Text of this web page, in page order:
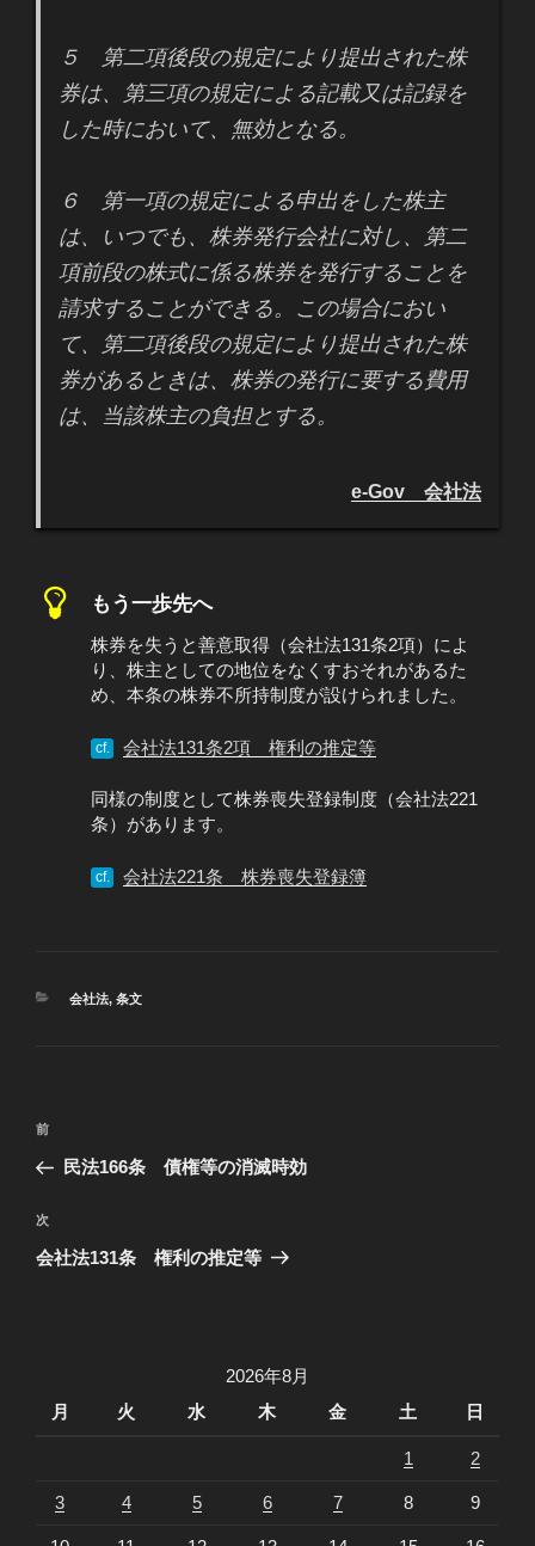
５ 第二項後段の規定により提出された株
券は、第三項の規定による記載又は記録を
した時において、無効となる。
６ 第一項の規定による申出をした株主
は、いつでも、株券発行会社に対し、第二
項前段の株式に係る株券を発行することを
請求することができる。この場合におい
て、第二項後段の規定により提出された株
券があるときは、株券の発行に要する費用
は、当該株主の負担とする。
e-Gov 会社法
もう一歩先へ
株券を失うと善意取得（会社法131条2項）によ
り、株主としての地位をなくすおそれがあるた
め、本条の株券不所持制度が設けられました。
cf. 会社法131条2項 権利の推定等
同様の制度として株券喪失登録制度（会社法221
条）があります。
cf. 会社法221条 株券喪失登録簿
カ
会社法, 条文
投
ビ
ゲ
過
去
投
稿
前
民法166条 債権等の消滅時効
次
の
次
会社法131条 権利の推定等
2026年8月
月
火 水 木 金 土 日
1 2
3 4 5 6 7 8 9